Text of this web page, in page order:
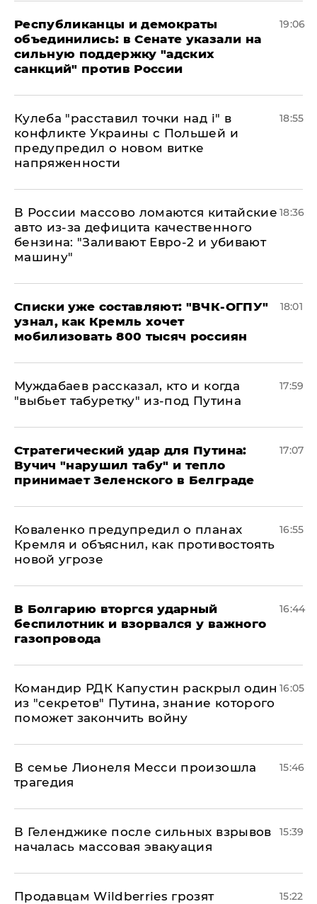
Республиканцы и демократы
объединились: в Сенате указали на
сильную поддержку "адских
санкций" против России
19:06
Кулеба "расставил точки над і" в
конфликте Украины с Польшей и
предупредил о новом витке
напряженности
18:55
В России массово ломаются китайские
авто из-за дефицита качественного
бензина: "Заливают Евро-2 и убивают
машину"
18:36
Списки уже составляют: "ВЧК-ОГПУ"
узнал, как Кремль хочет
мобилизовать 800 тысяч россиян
18:01
Муждабаев рассказал, кто и когда
"выбьет табуретку" из-под Путина
17:59
Стратегический удар для Путина:
Вучич "нарушил табу" и тепло
принимает Зеленского в Белграде
17:07
Коваленко предупредил о планах
Кремля и объяснил, как противостоять
новой угрозе
16:55
В Болгарию вторгся ударный
беспилотник и взорвался у важного
газопровода
16:44
Командир РДК Капустин раскрыл один
из "секретов" Путина, знание которого
поможет закончить войну
16:05
В семье Лионеля Месси произошла
трагедия
15:46
В Геленджике после сильных взрывов
началась массовая эвакуация
15:39
Продавцам Wildberries грозят
15:22